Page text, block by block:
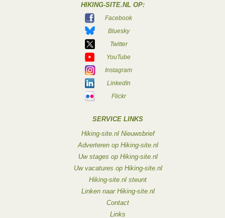
HIKING-SITE.NL OP:
Facebook
Bluesky
Twitter
YouTube
Instagram
LinkedIn
Flickr
SERVICE LINKS
Hiking-site.nl Nieuwsbrief
Adverteren op Hiking-site.nl
Uw stages op Hiking-site.nl
Uw vacatures op Hiking-site.nl
Hiking-site.nl steunt
Linken naar Hiking-site.nl
Contact
Links